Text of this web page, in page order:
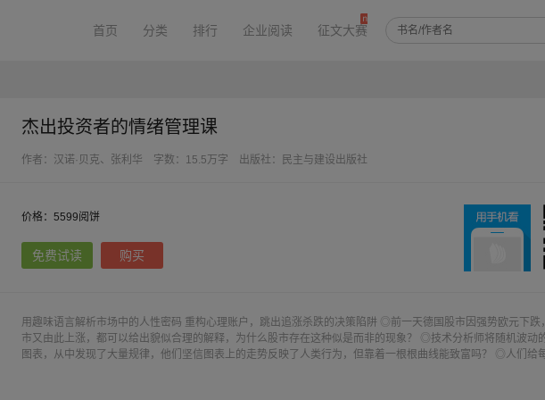
首页 分类 排行 企业阅读 征文大赛
杰出投资者的情绪管理课
作者：汉诺·贝克、张利华 字数：15.5万字 出版社：民主与建设出版社
价格：5599阅饼
免费试读 购买
用趣味语言解析市场中的人性密码 重构心理账户，跳出追涨杀跌的决策陷阱 ◎前一天德国股市因强势欧元下跌
市又由此上涨，都可以给出貌似合理的解释，为什么股市存在这种似是而非的现象？ ◎技术分析师将随机波动
图表，从中发现了大量规律，他们坚信图表上的走势反映了人类行为，但靠着一根根曲线能致富吗？ ◎人们给
你是否也在经历这样的投资困境：股市大涨时跟风追涨，暴跌时恐慌割肉，相信投资专家，总是妄图打探内幕